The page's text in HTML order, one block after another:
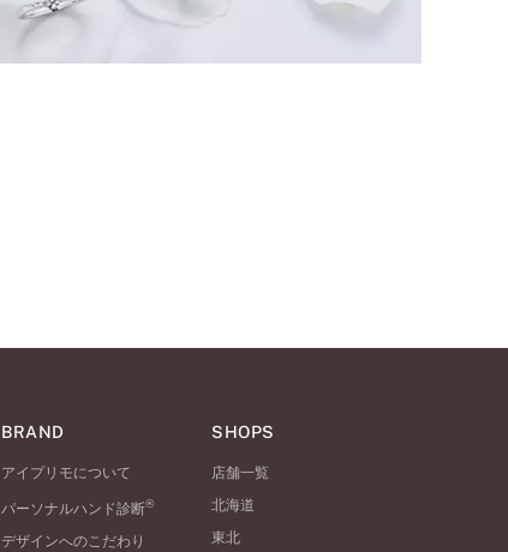
BRAND
アイプリモについて
パーソナルハンド診断®
デザインへのこだわり
SHOPS
店舗一覧
北海道
東北